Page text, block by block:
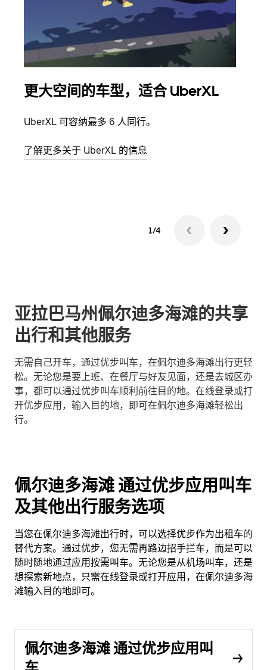
更大空间的车型，适合 UberXL
UberXL 可容纳最多 6 人同行。
了解更多关于 UberXL 的信息
1/4
亚拉巴马州佩尔迪多海滩的共享
出行和其他服务
无需自己开车，通过优步叫车，在佩尔迪多海滩出行更轻
松。无论您是要上班、在餐厅与好友见面，还是去城区办
事，都可以通过优步叫车顺利前往目的地。在线登录或打
开优步应用，输入目的地，即可在佩尔迪多海滩轻松出
行。
佩尔迪多海滩 通过优步应用叫车
及其他出行服务选项
当您在佩尔迪多海滩出行时，可以选择优步作为出租车的
替代方案。通过优步，您无需再路边招手拦车，而是可以
随时随地通过应用按需叫车。无论您是从机场叫车，还是
想探索新地点，只需在线登录或打开应用，在佩尔迪多海
滩输入目的地即可。
佩尔迪多海滩 通过优步应用叫